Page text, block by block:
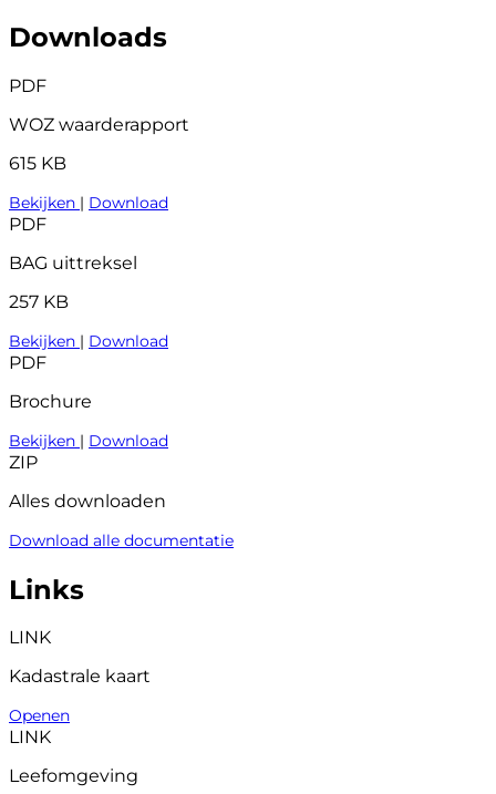
Downloads
PDF
WOZ waarderapport
615 KB
Bekijken | Download
PDF
BAG uittreksel
257 KB
Bekijken | Download
PDF
Brochure
Bekijken | Download
ZIP
Alles downloaden
Download alle documentatie
Links
LINK
Kadastrale kaart
Openen
LINK
Leefomgeving